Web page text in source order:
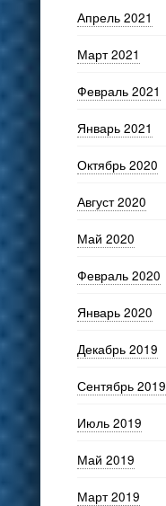
Апрель 2021
Март 2021
Февраль 2021
Январь 2021
Октябрь 2020
Август 2020
Май 2020
Февраль 2020
Январь 2020
Декабрь 2019
Сентябрь 2019
Июль 2019
Май 2019
Март 2019